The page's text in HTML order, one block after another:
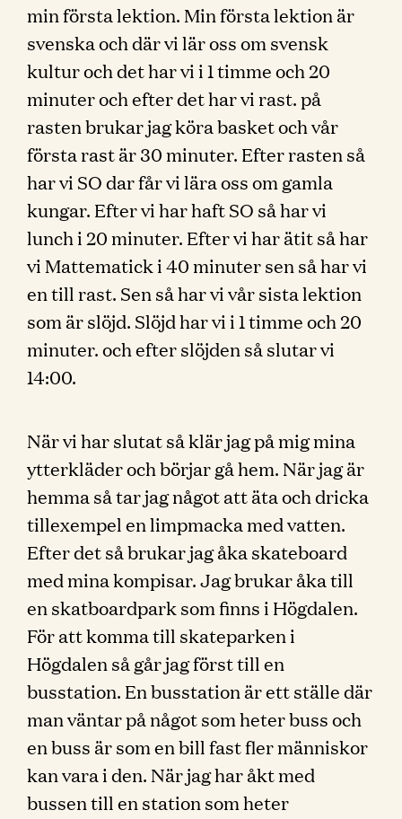
min första lektion. Min första lektion är
svenska och där vi lär oss om svensk
kultur och det har vi i 1 timme och 20
minuter och efter det har vi rast. på
rasten brukar jag köra basket och vår
första rast är 30 minuter. Efter rasten så
har vi SO dar får vi lära oss om gamla
kungar. Efter vi har haft SO så har vi
lunch i 20 minuter. Efter vi har ätit så har
vi Mattematick i 40 minuter sen så har vi
en till rast. Sen så har vi vår sista lektion
som är slöjd. Slöjd har vi i 1 timme och 20
minuter. och efter slöjden så slutar vi
14:00.
När vi har slutat så klär jag på mig mina
ytterkläder och börjar gå hem. När jag är
hemma så tar jag något att äta och dricka
tillexempel en limpmacka med vatten.
Efter det så brukar jag åka skateboard
med mina kompisar. Jag brukar åka till
en skatboardpark som finns i Högdalen.
För att komma till skateparken i
Högdalen så går jag först till en
busstation. En busstation är ett ställe där
man väntar på något som heter buss och
en buss är som en bill fast fler människor
kan vara i den. När jag har åkt med
bussen till en station som heter